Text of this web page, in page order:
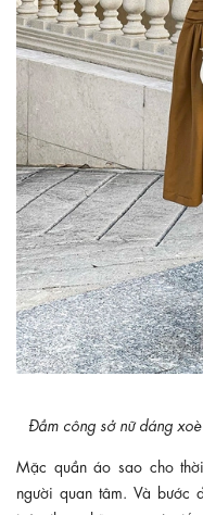
Đầm công sở nữ dáng
Mặc quần áo sao cho
người quan tâm. Và bước